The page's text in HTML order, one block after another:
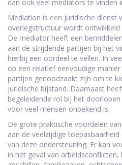
dan ook veel mediators te vinden
Mediation is een juridische dienst
overlegstructuur wordt
De mediator heeft een
aan de strijdende partijen bij het
hierbij een oordeel te vellen. In
op een relatief eenvoudige
partijen genoodzaakt zijn om te
juridische bijstand. Daarnaast
begeleidende rol bij het
voor veel mensen onbekend is.
De grote praktische voordelen
aan de veelzijdige
van deze ondersteuning. Er kan
in het geval van arbeidsconflicten,